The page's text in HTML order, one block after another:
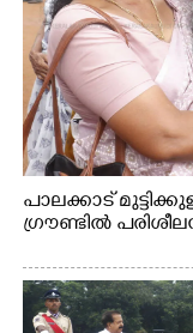
പാലക്കാട്
ഗ്രൗണ്ടിൽ